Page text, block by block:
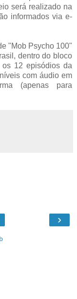
será realizado na
informados via e-
"Mob Psycho 100"
dentro do bloco
12 episódios da
com áudio em
(apenas para
›